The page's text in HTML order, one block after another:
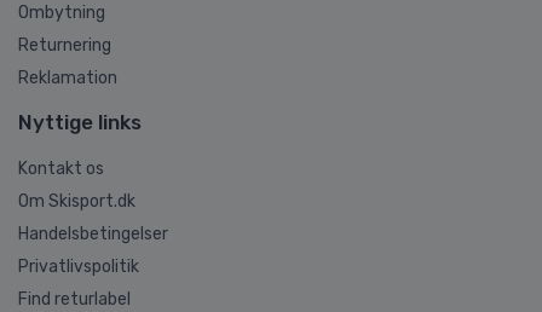
Ombytning
Returnering
Reklamation
Nyttige links
Kontakt os
Om Skisport.dk
Handelsbetingelser
Privatlivspolitik
Find returlabel